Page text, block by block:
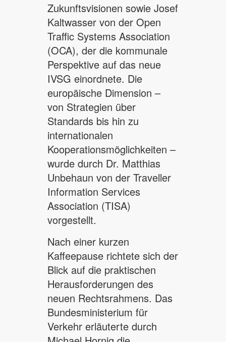
Zukunftsvisionen sowie Josef
Kaltwasser von der Open
Traffic Systems Association
(OCA), der die kommunale
Perspektive auf das neue
IVSG einordnete. Die
europäische Dimension –
von Strategien über
Standards bis hin zu
internationalen
Kooperationsmöglichkeiten –
wurde durch Dr. Matthias
Unbehaun von der Traveller
Information Services
Association (TISA)
vorgestellt.
Nach einer kurzen
Kaffeepause richtete sich der
Blick auf die praktischen
Herausforderungen des
neuen Rechtsrahmens. Das
Bundesministerium für
Verkehr erläuterte durch